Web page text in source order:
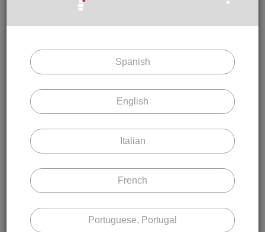
DEPURE SU BÚSQUEDA
deseadas para acotar su búsqueda.
Tipo de material
Aluminio Perfiado
Sección Lama
Tipo de Aplicación
Spanish
English
Italian
French
Portuguese, Portugal